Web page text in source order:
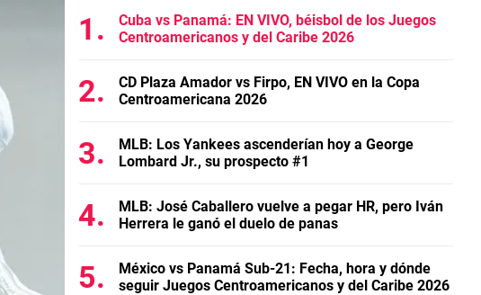
Cuba vs Panamá: EN VIVO, béisbol de los Juegos
Centroamericanos y del Caribe 2026
CD Plaza Amador vs Firpo, EN VIVO en la Copa
Centroamericana 2026
MLB: Los Yankees ascenderían hoy a George
Lombard Jr., su prospecto #1
MLB: José Caballero vuelve a pegar HR, pero Iván
Herrera le ganó el duelo de panas
México vs Panamá Sub-21: Fecha, hora y dónde
seguir Juegos Centroamericanos y del Caribe 2026